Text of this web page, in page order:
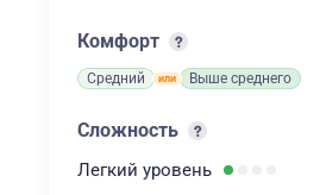
Комфорт
Средний Выше среднего
Сложность
Легкий уровень